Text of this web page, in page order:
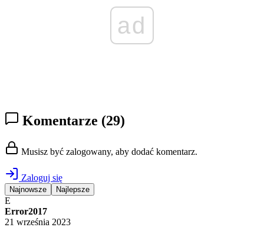
ad
Komentarze (29)
Musisz być zalogowany, aby dodać komentarz.
Zaloguj się
Najnowsze Najlepsze
E
Error2017
21 września 2023